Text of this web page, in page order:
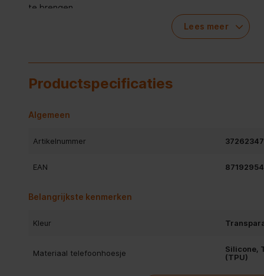
te brengen.
Ook zijn alle poorten, camera’s en knoppen vrij om te
opladen Ondersteunt je telefoon draadloos opladen? Dan
Lees meer
Productspecificaties
Algemeen
Artikelnummer
EAN
Belangrijkste kenmerken
Kleur
Materiaal telefoonhoesje
Silicone,
(TPU)